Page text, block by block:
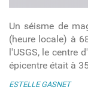
Un séisme de
(heure locale) à
l'USGS, le centre
épicentre était à
ESTELLE GASNET